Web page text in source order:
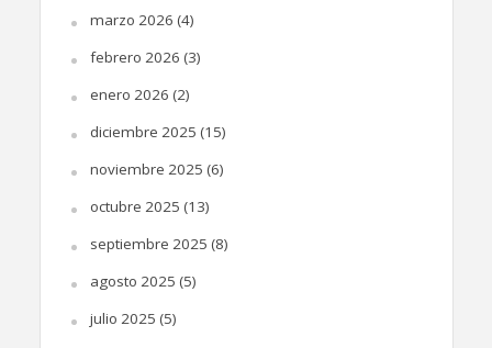
marzo 2026 (4)
febrero 2026 (3)
enero 2026 (2)
diciembre 2025 (15)
noviembre 2025 (6)
octubre 2025 (13)
septiembre 2025 (8)
agosto 2025 (5)
julio 2025 (5)